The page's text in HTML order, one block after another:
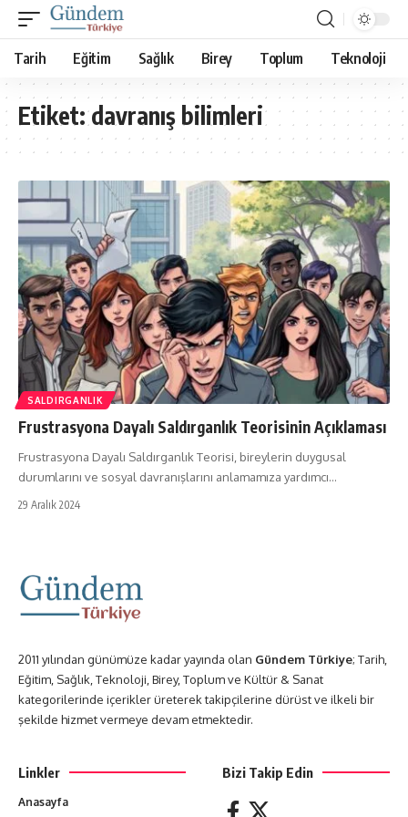
Tarih Eğitim Sağlık Birey Toplum Teknoloji
Etiket:davranış bilimleri
SALDIRGANLIK
Frustrasyona Dayalı Saldırganlık Teorisinin Açıklaması
Frustrasyona Dayalı Saldırganlık Teorisi, bireylerin duygusal
durumlarını ve sosyal davranışlarını anlamamıza yardımcı…
29 Aralık 2024
2011 yılından günümüze kadar yayında olan Gündem Türkiye; Tarih,
Eğitim, Sağlık, Teknoloji, Birey, Toplum ve Kültür & Sanat
kategorilerinde içerikler üreterek takipçilerine dürüst ve ilkeli bir
şekilde hizmet vermeye devam etmektedir.
Linkler
Anasayfa
Bizi Takip Edin